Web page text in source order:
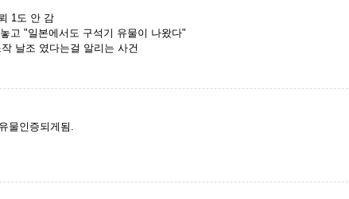
1도 안 감
고 "일본에서도 구석기 유물이 나왔다"
날조 였다는걸 알리는 사건
물인증되게됨.